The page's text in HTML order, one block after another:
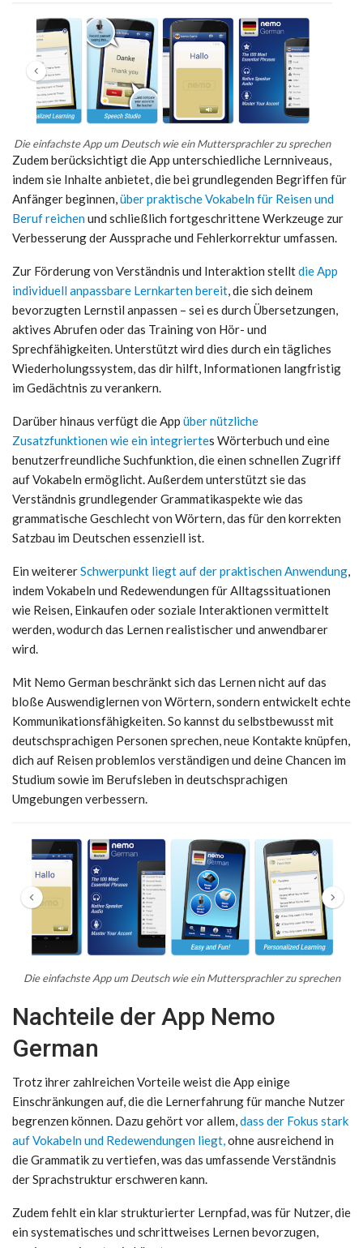
Die einfachste App um Deutsch wie ein Muttersprachler zu sprechen
Zudem berücksichtigt die App unterschiedliche Lernniveaus,
indem sie Inhalte anbietet, die bei grundlegenden Begriffen für
Anfänger beginnen,über praktische Vokabeln für Reisen und
Beruf reichenund schließlich fortgeschrittene Werkzeuge zur
Verbesserung der Aussprache und Fehlerkorrektur umfassen.
Zur Förderung von Verständnis und Interaktion stelltdie App
individuell anpassbare Lernkarten bereit, die sich deinem
bevorzugten Lernstil anpassen – sei es durch Übersetzungen,
aktives Abrufen oder das Training von Hör- und
Sprechfähigkeiten. Unterstützt wird dies durch ein tägliches
Wiederholungssystem, das dir hilft, Informationen langfristig
im Gedächtnis zu verankern.
Darüber hinaus verfügt die App über nützliche
Zusatzfunktionen wie ein integriertes Wörterbuch und eine
benutzerfreundliche Suchfunktion, die einen schnellen Zugriff
auf Vokabeln ermöglicht. Außerdem unterstützt sie das
Verständnis grundlegender Grammatikaspekte wie das
grammatische Geschlecht von Wörtern, das für den korrekten
Satzbau im Deutschen essenziell ist.
Ein weitererSchwerpunkt liegt auf der praktischen Anwendung,
indem Vokabeln und Redewendungen für Alltagssituationen
wie Reisen, Einkaufen oder soziale Interaktionen vermittelt
werden, wodurch das Lernen realistischer und anwendbarer
wird.
Mit Nemo German beschränkt sich das Lernen nicht auf das
bloße Auswendiglernen von Wörtern, sondern entwickelt echte
Kommunikationsfähigkeiten. So kannst du selbstbewusst mit
deutschsprachigen Personen sprechen, neue Kontakte knüpfen,
dich auf Reisen problemlos verständigen und deine Chancen im
Studium sowie im Berufsleben in deutschsprachigen
Umgebungen verbessern.
Die einfachste App um Deutsch wie ein Muttersprachler zu sprechen
Nachteile der App Nemo
German
Trotz ihrer zahlreichen Vorteile weist die App einige
Einschränkungen auf, die die Lernerfahrung für manche Nutzer
begrenzen können. Dazu gehört vor allem,dass der Fokus stark
auf Vokabeln und Redewendungen liegt,ohne ausreichend in
die Grammatik zu vertiefen, was das umfassende Verständnis
der Sprachstruktur erschweren kann.
Zudem fehlt ein klar strukturierter Lernpfad, was für Nutzer, die
ein systematisches und schrittweises Lernen bevorzugen,